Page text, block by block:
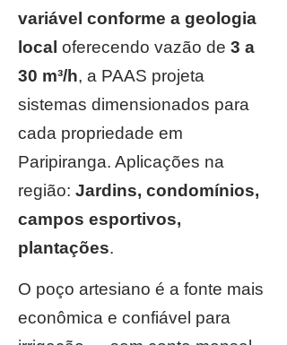
variável conforme a geologia
local oferecendo vazão de 3 a
30 m³/h, a PAAS projeta
sistemas dimensionados para
cada propriedade em
Paripiranga. Aplicações na
região: Jardins, condomínios,
campos esportivos,
plantações.
O poço artesiano é a fonte mais
econômica e confiável para